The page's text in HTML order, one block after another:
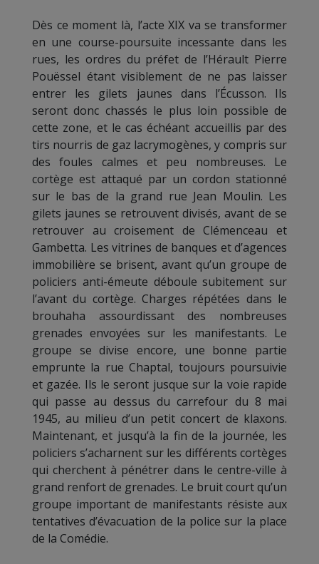
Dès ce moment là, l’acte XIX va se transformer
en une course-poursuite incessante dans les
rues, les ordres du préfet de l’Hérault Pierre
Pouëssel étant visiblement de ne pas laisser
entrer les gilets jaunes dans l’Écusson. Ils
seront donc chassés le plus loin possible de
cette zone, et le cas échéant accueillis par des
tirs nourris de gaz lacrymogènes, y compris sur
des foules calmes et peu nombreuses. Le
cortège est attaqué par un cordon stationné
sur le bas de la grand rue Jean Moulin. Les
gilets jaunes se retrouvent divisés, avant de se
retrouver au croisement de Clémenceau et
Gambetta. Les vitrines de banques et d’agences
immobilière se brisent, avant qu’un groupe de
policiers anti-émeute déboule subitement sur
l’avant du cortège. Charges répétées dans le
brouhaha assourdissant des nombreuses
grenades envoyées sur les manifestants. Le
groupe se divise encore, une bonne partie
emprunte la rue Chaptal, toujours poursuivie
et gazée. Ils le seront jusque sur la voie rapide
qui passe au dessus du carrefour du 8 mai
1945, au milieu d’un petit concert de klaxons.
Maintenant, et jusqu’à la fin de la journée, les
policiers s’acharnent sur les différents cortèges
qui cherchent à pénétrer dans le centre-ville à
grand renfort de grenades. Le bruit court qu’un
groupe important de manifestants résiste aux
tentatives d’évacuation de la police sur la place
de la Comédie.